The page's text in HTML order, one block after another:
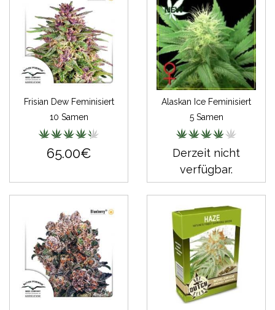
Frisian Dew Feminisiert
10 Samen
65.00€
Alaskan Ice Feminisiert
5 Samen
Derzeit nicht
verfügbar.